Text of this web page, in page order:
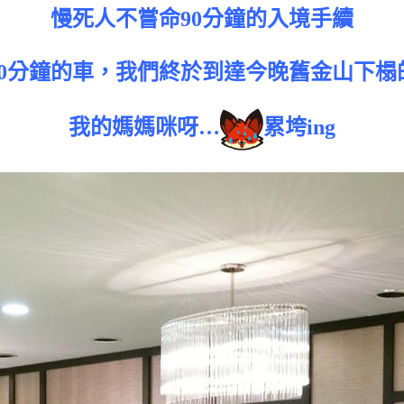
慢死人不嘗命90分鐘的入境手續
分鐘的車，我們終於到達今晚舊金山下榻
我的媽媽咪呀… 累垮ing